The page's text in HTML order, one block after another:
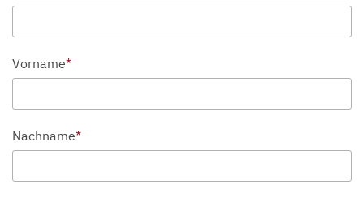
Vorname*
Nachname*